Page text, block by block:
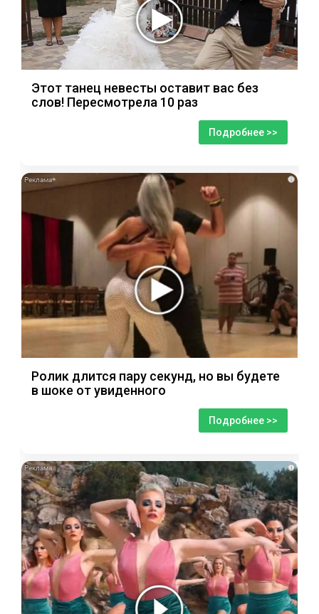
Этот танец невесты оставит вас без
слов! Пересмотрела 10 раз
Подробнее >>
i
Ролик длится пару секунд, но вы будете
в шоке от увиденного
Подробнее >>
i